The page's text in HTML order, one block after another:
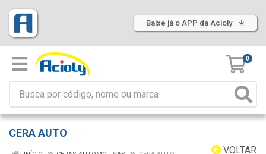
Baixe já o APP da Acioly
0
CERA AUTO
VOLTAR